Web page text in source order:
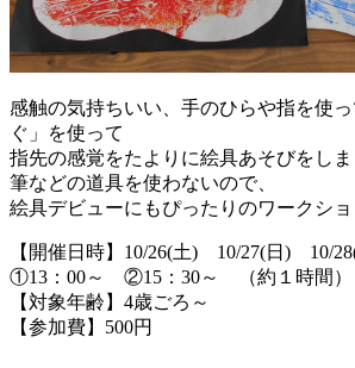
感触の気持ちいい、手のひらや指を使
ぐ」を使って
指先の感覚をたよりに絵具あそびをしま
筆などの道具を使わないので、
絵具デビューにもぴったりのワークショ
【開催日時】10/26(土) 10/27(日) 10/
①13：00～ ②15：30～ （約１時間）
【対象年齢】4歳ごろ～
【参加費】500円